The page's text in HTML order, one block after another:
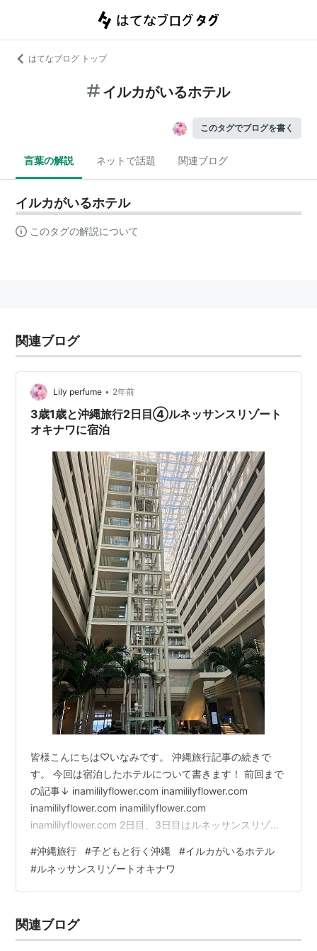
はてなブログ トップ
イルカがいるホテル
このタグでブログを書く
言葉の解説 ネットで話題 関連ブログ
イルカがいるホテル
このタグの解説について
関連ブログ
Lily perfume • 2年前
3歳1歳と沖縄旅行2日目④ルネッサンスリゾート
オキナワに宿泊
皆様こんにちは♡いなみです。 沖縄旅行記事の続きで
す。 今回は宿泊したホテルについて書きます！ 前回まで
の記事↓ inamililyflower.com inamililyflower.com
inamililyflower.com inamililyflower.com
inamililyflower.com 2日目、3日目はルネッサンスリゾー
ルです。 ホテルにあるビーチとプールで遊ぶため、15時
前くらいにチェックインしました。 ロビーに鳥が…！😳
🦜 早めにチェックインする人が多く、この時間帯は受付
#沖縄旅行 #子どもと行く沖縄 #イルカがいるホテル
#ルネッサンスリゾートオキナワ
関連ブログ